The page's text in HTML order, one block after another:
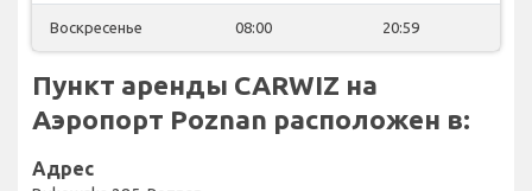
Воскресенье 08:00 20:59
Пункт аренды CARWIZ на
Аэропорт Poznan расположен в:
Адрес